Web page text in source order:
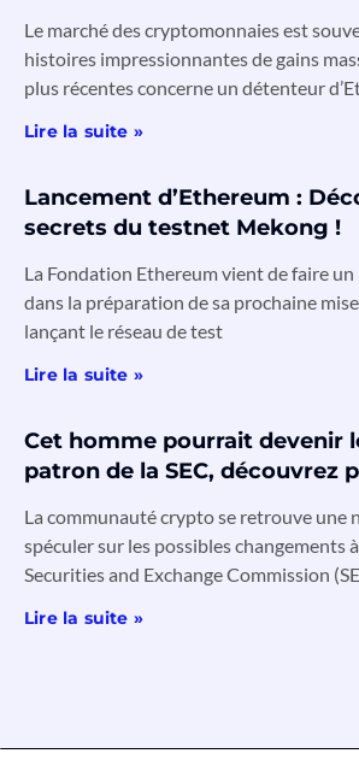
Le marché des cryptomonnaies est
histoires impressionnantes de gains
plus récentes concerne un détenteur
Lire la suite »
Lancement d’Ethereum :
secrets du testnet Mekong !
La Fondation Ethereum vient de faire
dans la préparation de sa prochaine
lançant le réseau de test
Lire la suite »
Cet homme pourrait devenir
patron de la SEC, découvrez
La communauté crypto se retrouve une
spéculer sur les possibles changements
Securities and Exchange Commission
Lire la suite »